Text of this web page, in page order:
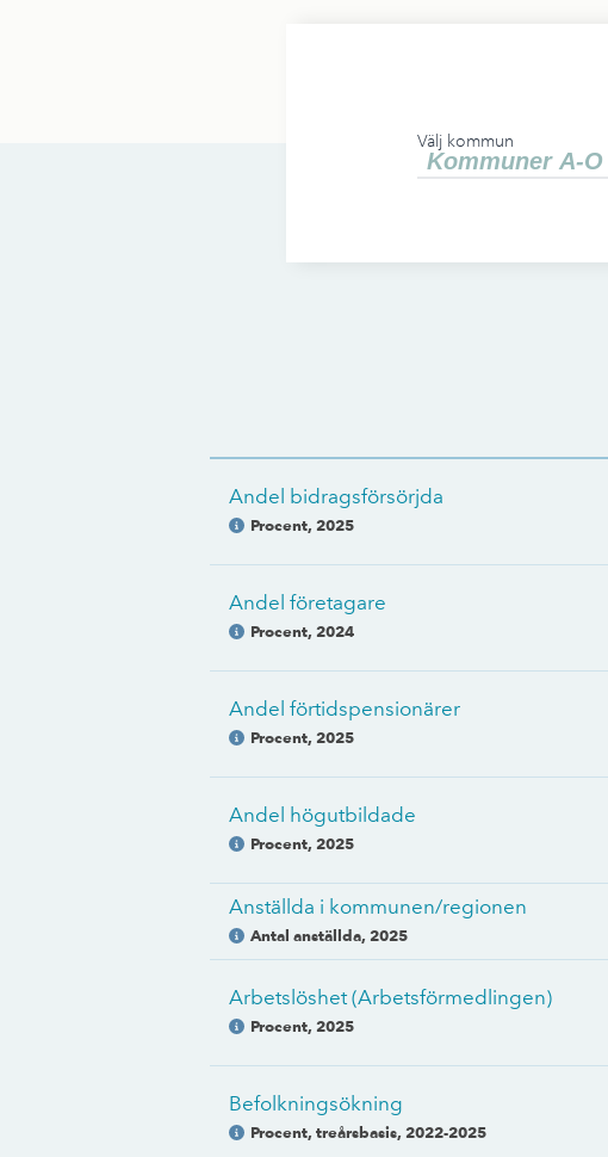
Välj kommun
Andel bidragsförsörjda
Procent, 2025
Andel företagare
Procent, 2024
Andel förtidspensionärer
Procent, 2025
Andel högutbildade
Procent, 2025
Anställda i kommunen/regionen
Antal anställda, 2025
Arbetslöshet (Arbetsförmedlingen)
Procent, 2025
Befolkningsökning
Procent, treårsbasis, 2022-2025